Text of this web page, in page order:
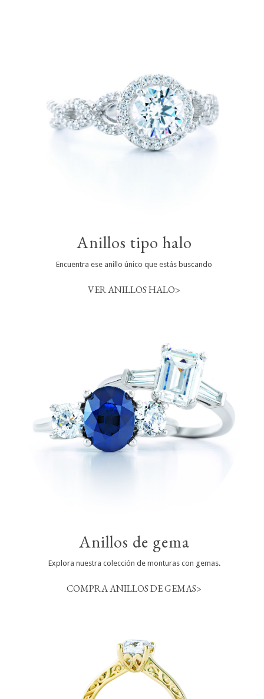
Anillos tipo halo
Encuentra ese anillo único que estás buscando
VER ANILLOS HALO>
Anillos de gema
Explora nuestra colección de monturas con gemas.
COMPRA ANILLOS DE GEMAS>